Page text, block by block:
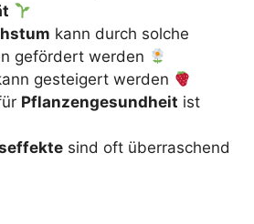
kann durch solche
gefördert werden
gesteigert werden
Pflanzengesundheit ist
sind oft überraschend